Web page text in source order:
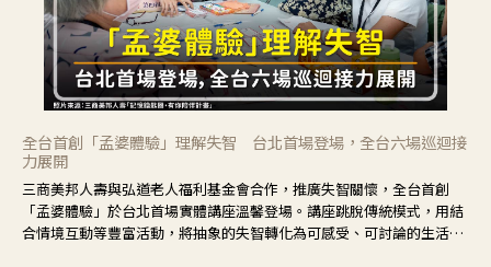
全台首創「孟婆體驗」理解失智 台北首場登場，全台六場巡迴接
力展開
三商美邦人壽與弘道老人福利基金會合作，推廣失智關懷，全台首創
「孟婆體驗」於台北首場實體講座溫馨登場。講座跳脫傳統模式，用結
合情境互動等豐富活動，將抽象的失智轉化為可感受、可討論的生活情